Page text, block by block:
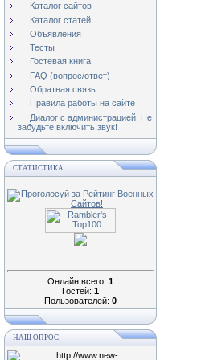
Каталог сайтов
Каталог статей
Объявления
Тесты
Гостевая книга
FAQ (вопрос/ответ)
Обратная связь
Правила работы на сайте
Диалог с администрацией. Не
забудьте включить звук!
СТАТИСТИКА
Онлайн всего: 1
Гостей: 1
Пользователей: 0
НАШ ОПРОС